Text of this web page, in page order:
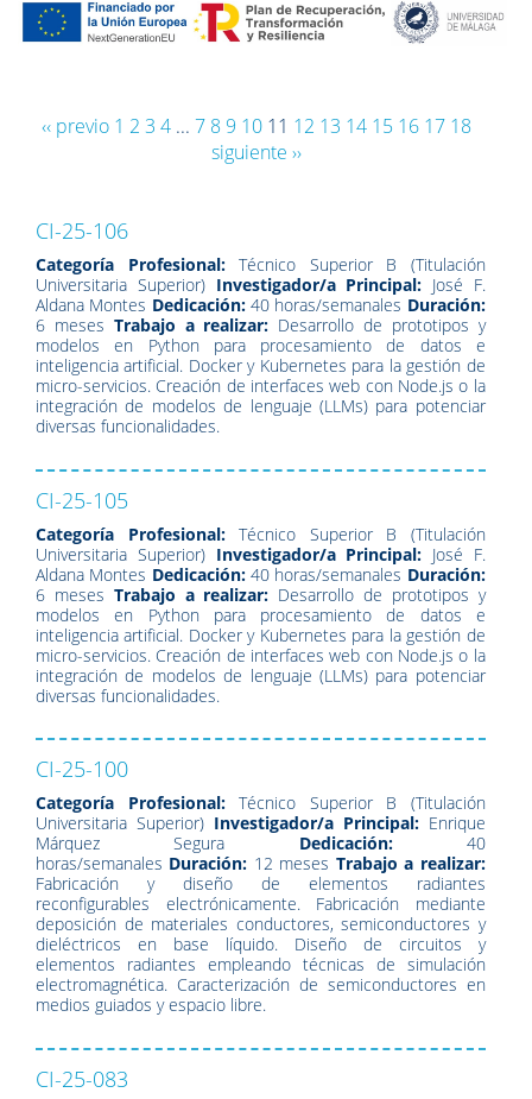
‹‹ previo 1 2 3 4 ... 7 8 9 10 11 12 13 14 15 16 17 18
siguiente ››
CI-25-106
Categoría Profesional:Técnico Superior B (Titulación
Universitaria Superior) Investigador/a Principal: José F.
Aldana Montes Dedicación:40 horas/semanales Duración:
6 meses Trabajo a realizar: Desarrollo de prototipos y
modelos en Python para procesamiento de datos e
inteligencia artificial. Docker y Kubernetes para la gestión de
micro-servicios. Creación de interfaces web con Node.js o la
integración de modelos de lenguaje (LLMs) para potenciar
diversas funcionalidades.
CI-25-105
Categoría Profesional:Técnico Superior B (Titulación
Universitaria Superior) Investigador/a Principal: José F.
Aldana Montes Dedicación:40 horas/semanales Duración:
6 meses Trabajo a realizar: Desarrollo de prototipos y
modelos en Python para procesamiento de datos e
inteligencia artificial. Docker y Kubernetes para la gestión de
micro-servicios. Creación de interfaces web con Node.js o la
integración de modelos de lenguaje (LLMs) para potenciar
diversas funcionalidades.
CI-25-100
Categoría Profesional:Técnico Superior B (Titulación
Universitaria Superior) Investigador/a Principal: Enrique
Márquez Segura Dedicación: 40
horas/semanales Duración: 12 meses Trabajo a realizar:
Fabricación y diseño de elementos radiantes
reconfigurables electrónicamente. Fabricación mediante
deposición de materiales conductores, semiconductores y
dieléctricos en base líquido. Diseño de circuitos y
elementos radiantes empleando técnicas de simulación
electromagnética. Caracterización de semiconductores en
medios guiados y espacio libre.
CI-25-083